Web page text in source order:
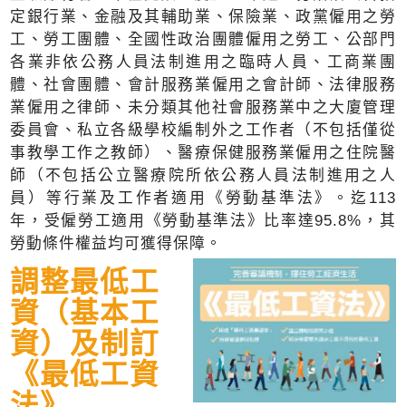
定銀行業、金融及其輔助業、保險業、政黨僱用之勞
工、勞工團體、全國性政治團體僱用之勞工、公部門
各業非依公務人員法制進用之臨時人員、工商業團
體、社會團體、會計服務業僱用之會計師、法律服務
業僱用之律師、未分類其他社會服務業中之大廈管理
委員會、私立各級學校編制外之工作者（不包括僅從
事教學工作之教師）、醫療保健服務業僱用之住院醫
師（不包括公立醫療院所依公務人員法制進用之人
員）等行業及工作者適用《勞動基準法》。迄113
年，受僱勞工適用《勞動基準法》比率達95.8%，其
勞動條件權益均可獲得保障。
調整最低工
資（基本工
資）及制訂
《最低工資